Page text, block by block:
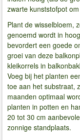
zwarte kunststofpot
Plant de wisselbloem,
genoemd wordt in
bevordert een goede
groei van deze
kleikorrels in
Voeg bij het planten
toe aan het substraat,
maanden optimaal
planten in potten en
20 tot 30 cm
zonnige standplaats.